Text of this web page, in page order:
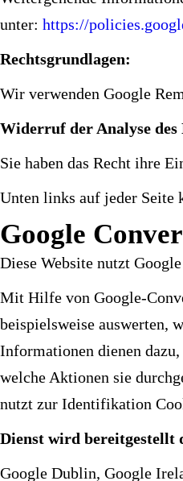
unter: https://
Rechtsgrundlagen:
Wir verwenden Google
Widerruf der Analyse des
Sie haben das Recht ihre
Unten links auf jeder Seite
Google
Diese Website nutzt
Mit Hilfe von Google-
beispielsweise auswerten,
Informationen dienen
welche Aktionen sie
nutzt zur Identifikation
Dienst wird bereitgestellt
Google Dublin, Google